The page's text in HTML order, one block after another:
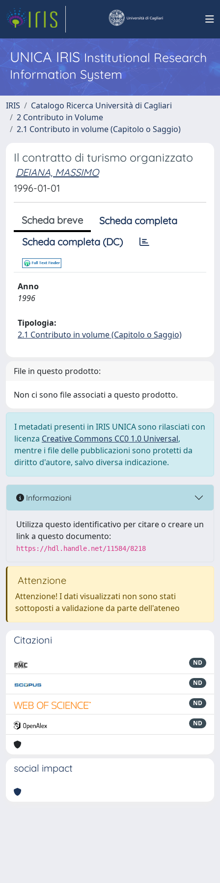
UNICA IRISInstitutional Research
Information System
IRIS
Catalogo Ricerca Università di Cagliari
2 Contributo in Volume
2.1 Contributo in volume (Capitolo o Saggio)
Il contratto di turismo organizzato
DEIANA, MASSIMO
1996-01-01
Scheda breve
Scheda completa
Scheda completa (DC)
Anno
1996
Tipologia:
2.1 Contributo in volume (Capitolo o Saggio)
File in questo prodotto:
Non ci sono file associati a questo prodotto.
I metadati presenti in IRIS UNICA sono rilasciati con
licenza Creative Commons CC0 1.0 Universal,
mentre i file delle pubblicazioni sono protetti da
diritto d'autore, salvo diversa indicazione.
Informazioni
Utilizza questo identificativo per citare o creare un
link a questo documento:
https://hdl.handle.net/11584/8218
Attenzione
Attenzione! I dati visualizzati non sono stati
sottoposti a validazione da parte dell'ateneo
Citazioni
ND
ND
ND
ND
social impact